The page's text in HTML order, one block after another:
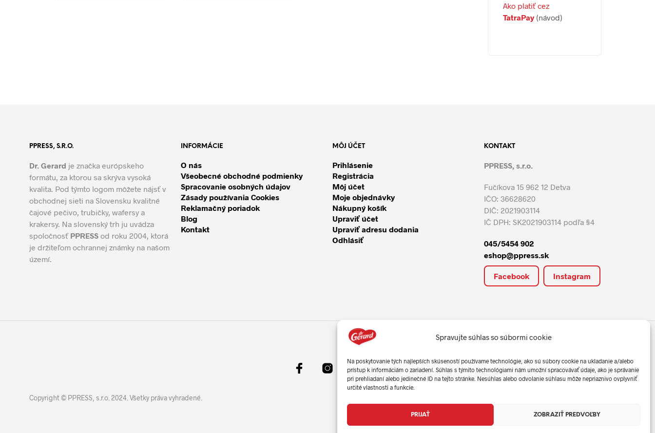
Spravujte súhlas so súbormi cookie
Na poskytovanie tých najlepších skúseností používame technológie, ako sú súbory cookie na ukladanie a/alebo
prístup k informáciám o zariadení. Súhlas s týmito technológiami nám umožní spracovávať údaje, ako je správanie
pri prehliadaní alebo jedinečné ID na tejto stránke. Nesúhlas alebo odvolanie súhlasu môže nepriaznivo ovplyvniť
určité vlastnosti a funkcie.
PRIJAŤ ZOBRAZIŤ PREDVOĽBY
Ako platiť cez
TatraPay(návod)
PPRESS, S.R.O.
Dr. Gerard je značka európskeho
formátu, za ktorou sa skrýva vysoká
kvalita. Pod týmto logom môžete nájsť v
obchodnej sieti na Slovensku kvalitné
čajové pečivo, trubičky, wafersy a
krakersy. Na slovenský trh ju uvádza
spoločnosť PPRESS od roku 2004, ktorá
je držiteľom ochrannej známky na našom
území.
INFORMÁCIE
O nás
Všeobecné obchodné podmienky
Spracovanie osobných údajov
Zásady používania Cookies
Reklamačný poriadok
Blog
Kontakt
MÔJ ÚČET
Prihlásenie
Registrácia
Môj účet
Moje objednávky
Nákupný košík
Upraviť účet
Upraviť adresu dodania
Odhlásiť
KONTAKT
PPRESS, s.r.o.
Fučíkova 15 962 12 Detva
IČO: 36628620
DIČ: 2021903114
IČ DPH: SK2021903114 podľa §4
045/5454 902
eshop@ppress.sk
Facebook Instagram
Copyright © PPRESS, s.r.o. 2024. Všetky práva vyhradené.